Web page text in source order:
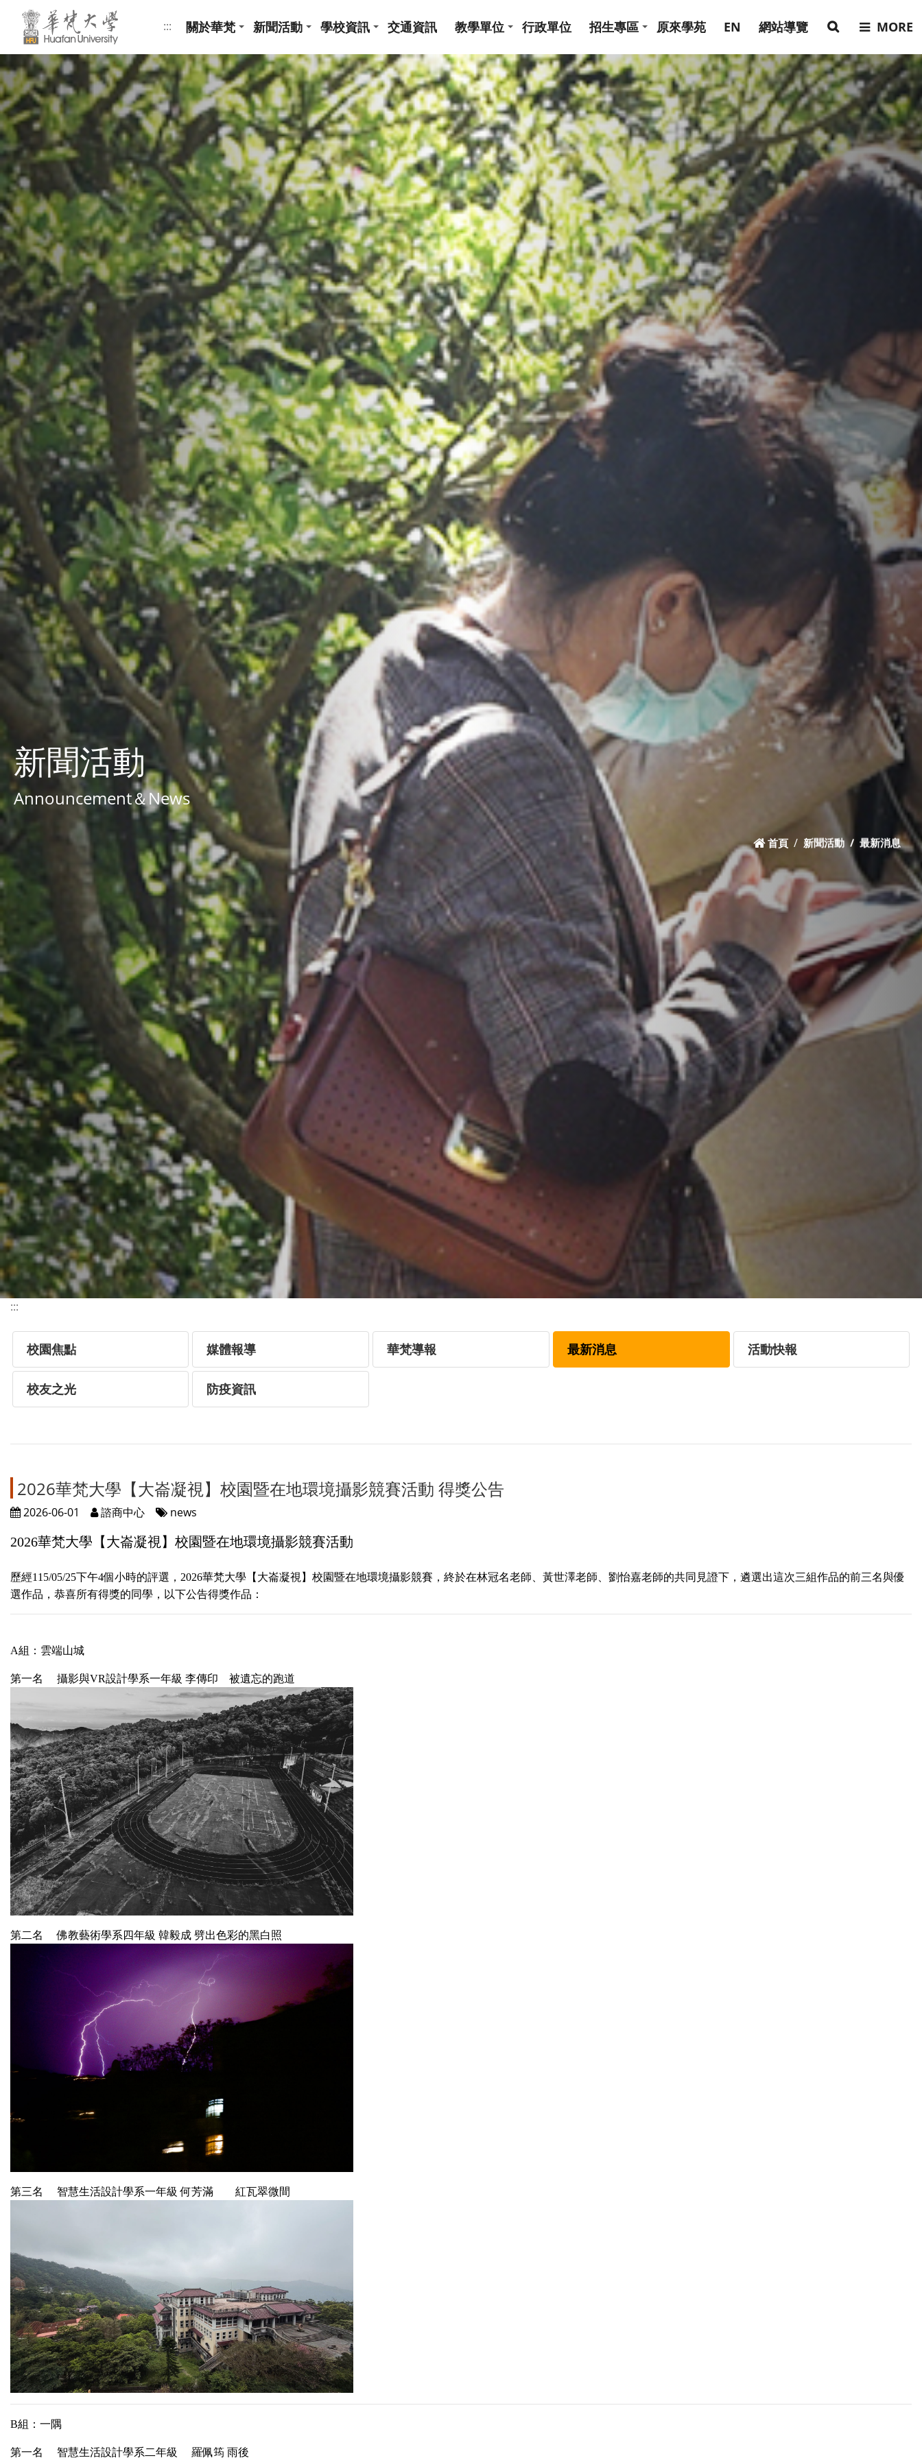
跳到頁面主要內容區
:::
關於華梵 新聞活動 學校資訊 交通資訊 教學單位 行政單位 招生專區 原來學苑 EN 網站導覽 MORE
新聞活動
Announcement＆News
首頁 新聞活動 最新消息
:::
校園焦點 媒體報導 華梵導報 最新消息 活動快報
校友之光 防疫資訊
2026華梵大學【大崙凝視】校園暨在地環境攝影競賽活動 得獎公告
2026-06-01 諮商中心
news
2026華梵大學【大崙凝視】校園暨在地環境攝影競賽活動
歷經115/05/25下午4個小時的評選，2026華梵大學【大崙凝視】校園暨在地環境攝影競賽，終於在林冠名老師、黃世澤老師、劉怡嘉老師的共同見證下，遴選出這次三組作品的前三名與優
選作品，恭喜所有得獎的同學，以下公告得獎作品：
A組：雲端山城
第一名 攝影與VR設計學系一年級 李傳印 被遺忘的跑道
第二名 佛教藝術學系四年級 韓毅成 劈出色彩的黑白照
第三名 智慧生活設計學系一年級 何芳滿 紅瓦翠微間
B組：一隅
第一名 智慧生活設計學系二年級 羅佩筠 雨後